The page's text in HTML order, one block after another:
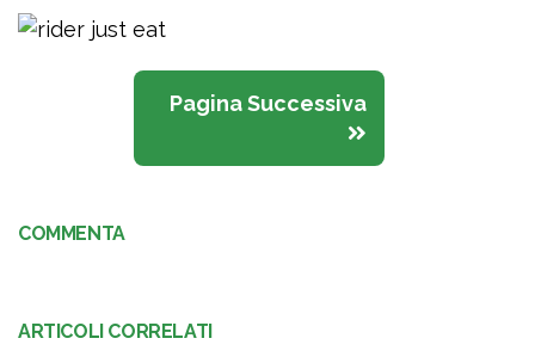
Pagina Successiva
COMMENTA
ARTICOLI CORRELATI